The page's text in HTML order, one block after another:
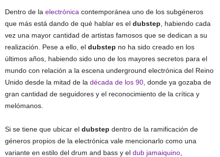
Dentro de la electrónica contemporánea uno de los subgéneros
que más está dando de qué hablar es el dubstep , habiendo cada
vez una mayor cantidad de artistas famosos que se dedican a su
realización. Pese a ello, el dubstep no ha sido creado en los
últimos años, habiendo sido uno de los mayores secretos para el
mundo con relación a la escena underground electrónica del Reino
Unido desde la mitad de la década de los 90 , donde ya gozaba de
gran cantidad de seguidores y el reconocimiento de la crítica y
melómanos.
Si se tiene que ubicar el dubstep dentro de la ramificación de
géneros propios de la electrónica vale mencionarlo como una
variante en estilo del drum and bass y el dub jamaiquino